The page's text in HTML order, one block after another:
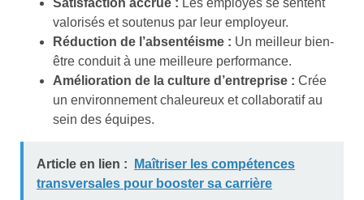
Satisfaction accrue : Les employés se sentent
valorisés et soutenus par leur employeur.
Réduction de l’absentéisme : Un meilleur bien-
être conduit à une meilleure performance.
Amélioration de la culture d’entreprise : Crée
un environnement chaleureux et collaboratif au
sein des équipes.
Article en lien :
Maîtriser les compétences
transversales pour booster sa carrière